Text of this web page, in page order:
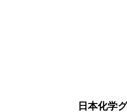
日本化学